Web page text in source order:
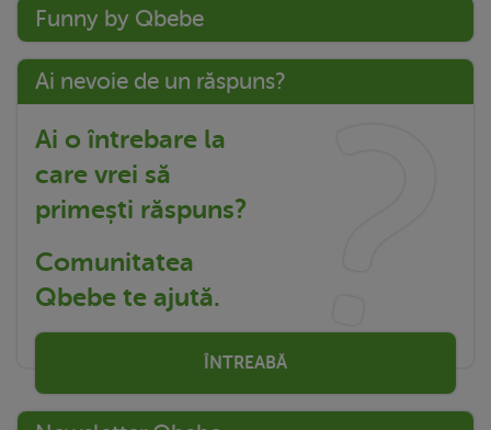
Funny by Qbebe
Ai nevoie de un răspuns?
Ai o întrebare la
care vrei să
primești răspuns?
Comunitatea
Qbebe te ajută.
ÎNTREABĂ